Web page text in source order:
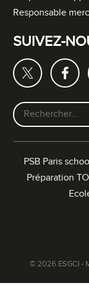
Responsable
SUIVEZ-
F
PSB Paris
Préparation
© 2026 ESGCI -